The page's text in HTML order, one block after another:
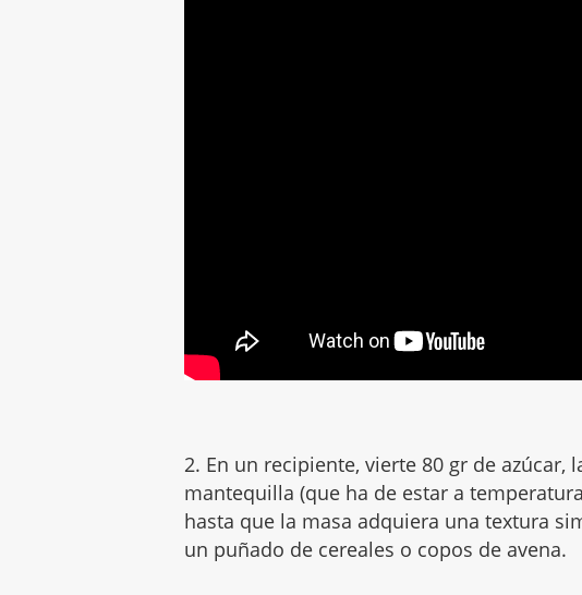
2. En un recipiente, vierte 80 gr de azúcar,
mantequilla (que ha de estar a
hasta que la masa adquiera una textura
un puñado de cereales o copos de avena.